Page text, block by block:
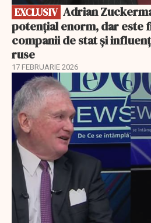
EXCLUSIV
potențial enorm, dar este
companii de stat și
ruse
17 FEBRUARIE 2026
EXCLUSIV